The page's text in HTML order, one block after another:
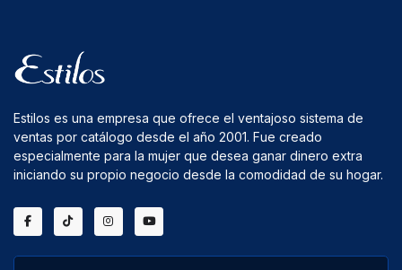
Estilos es una empresa que ofrece el ventajoso sistema de
ventas por catálogo desde el año 2001. Fue creado
especialmente para la mujer que desea ganar dinero extra
iniciando su propio negocio desde la comodidad de su hogar.